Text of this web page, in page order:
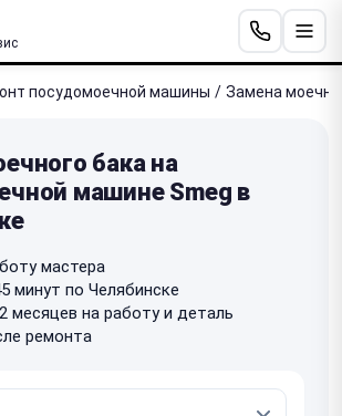
посудомоечной машины / Замена
бака на
машине Smeg в
мастера
минут по Челябинске
месяцев на работу и деталь
ремонта